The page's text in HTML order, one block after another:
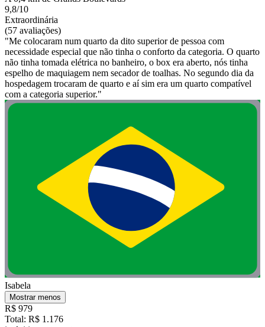
9,8/10
Extraordinária
(57 avaliações)
"Me colocaram num quarto da dito superior de pessoa com
necessidade especial que não tinha o conforto da categoria. O quarto
não tinha tomada elétrica no banheiro, o box era aberto, nós tinha
espelho de maquiagem nem secador de toalhas. No segundo dia da
hospedagem trocaram de quarto e aí sim era um quarto compatível
com a categoria superior."
Isabela
Mostrar menos
R$ 979
Total: R$ 1.176